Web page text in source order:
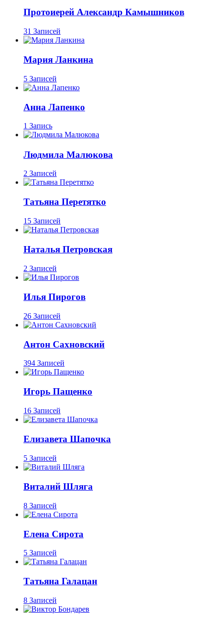
Протоиерей Александр Камышников
31 Записей
Мария Ланкина
5 Записей
Анна Лапенко
1 Запись
Людмила Малюкова
2 Записей
Татьяна Перетятко
15 Записей
Наталья Петровская
2 Записей
Илья Пирогов
26 Записей
Антон Сахновский
394 Записей
Игорь Пащенко
16 Записей
Елизавета Шапочка
5 Записей
Виталий Шляга
8 Записей
Елена Сирота
5 Записей
Татьяна Галацан
8 Записей